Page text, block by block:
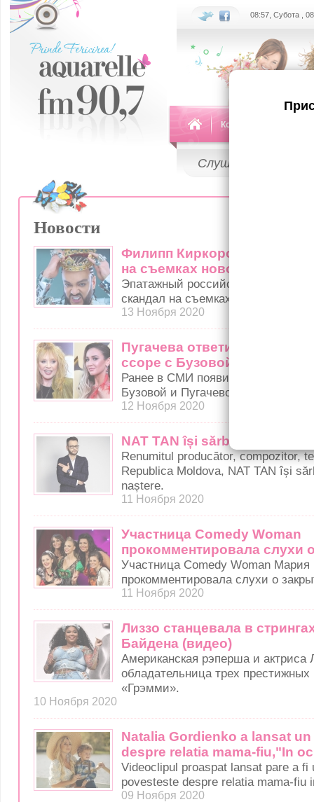
08:57, Субота ,
Команда
Слушай
Новости
Филипп Киркоров
на съемках новогоднего
Эпатажный российский певец
скандал на съемках новогоднего
13 Ноября 2020
Пугачева ответила на
ссоре с Бузовой на фоне
Ранее в СМИ появилась
Бузовой и Пугачевой произошел
12 Ноября 2020
NAT TAN își sărbătorește
Renumitul producător, compozitor,
Republica Moldova, NAT TAN își
naștere.
11 Ноября 2020
Участница Comedy Woman
прокомментировала слухи
Участница Comedy Woman Мария
прокомментировала слухи о
11 Ноября 2020
Лиззо станцевала в
Байдена (видео)
Американская рэперша и
обладательница трех
«Грэмми».
10 Ноября 2020
Natalia Gordienko a lansat
despre relatia mama-fiu,"In
Videoclipul proaspat lansat pare a
povesteste despre relatia mama-fiu
09 Ноября 2020